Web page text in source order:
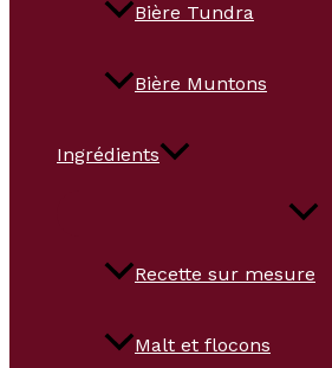
Bière Tundra
Bière Muntons
Ingrédients
Recette sur mesure
Malt et flocons